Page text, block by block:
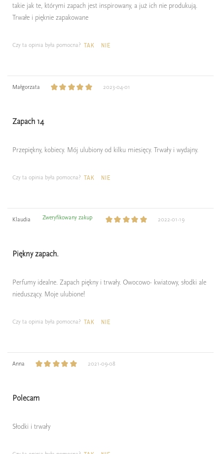
takie jak te, którymi zapach jest inspirowany, a już ich nie produkują.
Trwałe i pięknie zapakowane
Czy ta opinia była pomocna? TAK NIE
Małgorzata 2023-04-01
Zapach 14
Przepiękny, kobiecy. Mój ulubiony od kilku miesięcy. Trwały i wydajny.
Czy ta opinia była pomocna? TAK NIE
Klaudia Zweryfikowany zakup 2022-01-19
Piękny zapach.
Perfumy idealne. Zapach piękny i trwały. Owocowo- kwiatowy, słodki ale
nieduszący. Moje ulubione!
Czy ta opinia była pomocna? TAK NIE
Anna 2021-09-08
Polecam
Słodki i trwały